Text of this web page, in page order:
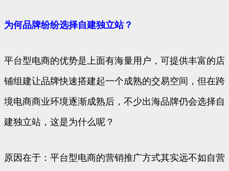
为何品牌纷纷选择自建独立站？
平台型电商的优势是上面有海量用户，可提供丰富的店
铺组建让品牌快速搭建起一个成熟的交易空间，但在跨
境电商商业环境逐渐成熟后，不少出海品牌仍会选择自
建独立站，这是为什么呢？
原因在于：平台型电商的营销推广方式其实远不如自营